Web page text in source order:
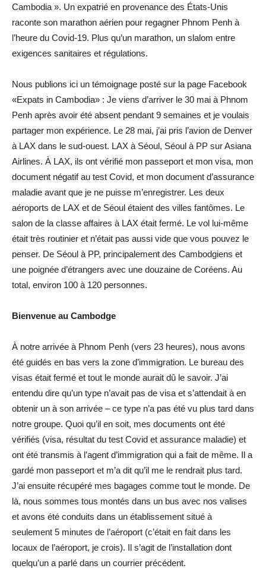
Cambodia ». Un expatrié en provenance des États-Unis
raconte son marathon aérien pour regagner Phnom Penh à
l’heure du Covid-19. Plus qu’un marathon, un slalom entre
exigences sanitaires et régulations.
Nous publions ici un témoignage posté sur la page Facebook
«Expats in Cambodia» : Je viens d’arriver le 30 mai à Phnom
Penh après avoir été absent pendant 9 semaines et je voulais
partager mon expérience. Le 28 mai, j’ai pris l’avion de Denver
à LAX dans le sud-ouest. LAX à Séoul, Séoul à PP sur Asiana
Airlines. À LAX, ils ont vérifié mon passeport et mon visa, mon
document négatif au test Covid, et mon document d’assurance
maladie avant que je ne puisse m’enregistrer. Les deux
aéroports de LAX et de Séoul étaient des villes fantômes. Le
salon de la classe affaires à LAX était fermé. Le vol lui-même
était très routinier et n’était pas aussi vide que vous pouvez le
penser. De Séoul à PP, principalement des Cambodgiens et
une poignée d’étrangers avec une douzaine de Coréens. Au
total, environ 100 à 120 personnes.
Bienvenue au Cambodge
À notre arrivée à Phnom Penh (vers 23 heures), nous avons
été guidés en bas vers la zone d’immigration. Le bureau des
visas était fermé et tout le monde aurait dû le savoir. J’ai
entendu dire qu’un type n’avait pas de visa et s’attendait à en
obtenir un à son arrivée – ce type n’a pas été vu plus tard dans
notre groupe. Quoi qu’il en soit, mes documents ont été
vérifiés (visa, résultat du test Covid et assurance maladie) et
ont été transmis à l’agent d’immigration qui a fait de même. Il a
gardé mon passeport et m’a dit qu’il me le rendrait plus tard.
J’ai ensuite récupéré mes bagages comme tout le monde. De
là, nous sommes tous montés dans un bus avec nos valises
et avons été conduits dans un établissement situé à
seulement 5 minutes de l’aéroport (c’était en fait dans les
locaux de l’aéroport, je crois). Il s’agit de l’installation dont
quelqu’un a parlé dans un courrier précédent.